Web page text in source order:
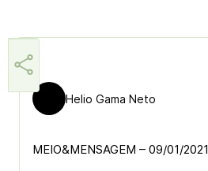
Helio Gama Neto
MEIO&MENSAGEM – 09/01/2021